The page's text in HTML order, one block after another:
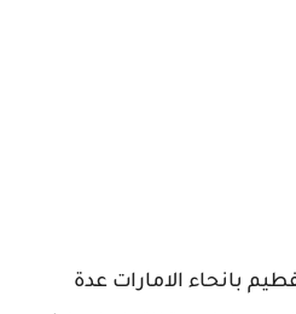
بانحاء الامارات عدة